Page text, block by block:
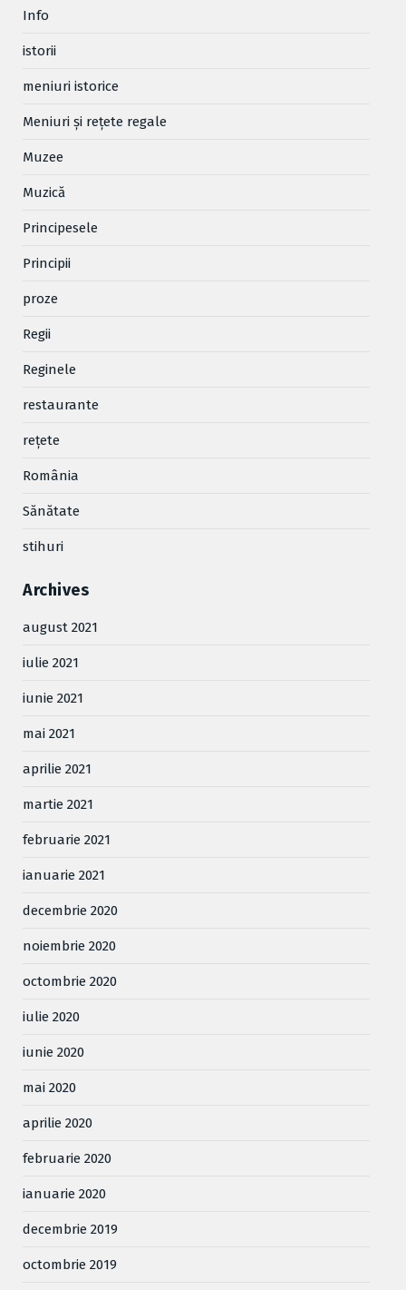
Info
istorii
meniuri istorice
Meniuri și rețete regale
Muzee
Muzică
Principesele
Principii
proze
Regii
Reginele
restaurante
reţete
România
Sănătate
stihuri
Archives
august 2021
iulie 2021
iunie 2021
mai 2021
aprilie 2021
martie 2021
februarie 2021
ianuarie 2021
decembrie 2020
noiembrie 2020
octombrie 2020
iulie 2020
iunie 2020
mai 2020
aprilie 2020
februarie 2020
ianuarie 2020
decembrie 2019
octombrie 2019